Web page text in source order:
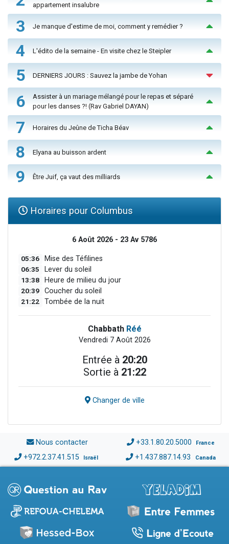
appartement insalubre
3 Je manque d'estime de moi, comment y remédier ?
4 L'édito de la semaine - En visite chez le Steipler
5 DERNIERS JOURS : Sauvez la jambe de Yohan
6
Assister à un mariage mélangé pour le repas et séparé
pour les danses ?! (Rav Gabriel DAYAN)
7 Horaires du Jeûne de Ticha Béav
8 Elyana au buisson ardent
9 Être Juif, ça vaut des milliards
Horaires pour Columbus
6 Août 2026 - 23 Av 5786
05:36 Mise des Téfilines
06:35 Lever du soleil
13:38 Heure de milieu du jour
20:39 Coucher du soleil
21:22 Tombée de la nuit
Chabbath Réé
Vendredi 7 Août 2026
Entrée à 20:20
Sortie à 21:22
Changer de ville
Nous contacter +33.1.80.20.5000 France
+972.2.37.41.515 Israël +1.437.887.14.93 Canada